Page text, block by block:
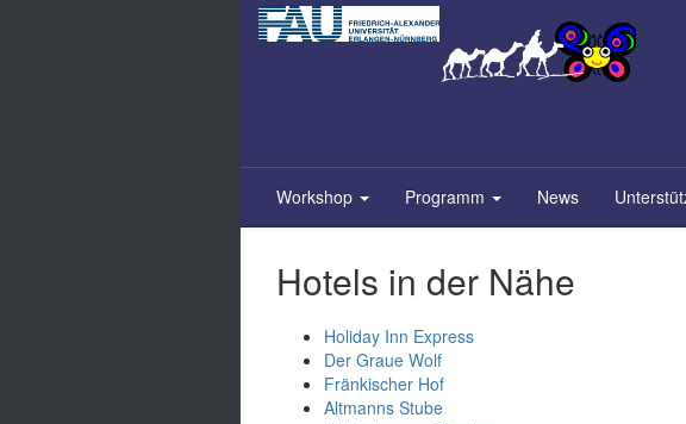
Zum
Inhalt
Workshop Programm News
Hotels in der Nähe
Holiday Inn Express
Der Graue Wolf
Fränkischer Hof
Altmanns Stube